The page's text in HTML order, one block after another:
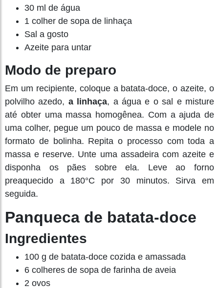
30 ml de água
1 colher de sopa de linhaça
Sal a gosto
Azeite para untar
Modo de preparo
Em um recipiente, coloque a batata-doce, o azeite, o
polvilho azedo, a linhaça, a água e o sal e misture
até obter uma massa homogênea. Com a ajuda de
uma colher, pegue um pouco de massa e modele no
formato de bolinha. Repita o processo com toda a
massa e reserve. Unte uma assadeira com azeite e
disponha os pães sobre ela. Leve ao forno
preaquecido a 180°C por 30 minutos. Sirva em
seguida.
Panqueca de batata-doce
Ingredientes
100 g de batata-doce cozida e amassada
6 colheres de sopa de farinha de aveia
2 ovos